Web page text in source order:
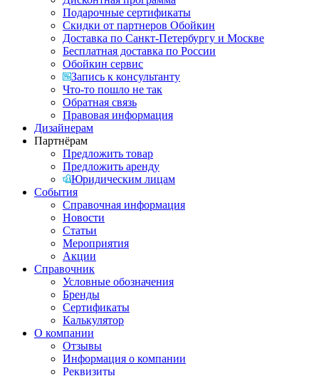
Подарочные сертификаты
Скидки от партнеров Обойкин
Доставка по Санкт-Петербургу и Москве
Бесплатная доставка по России
Обойкин сервис
Запись к консультанту
Что-то пошло не так
Обратная связь
Правовая информация
Дизайнерам
Партнёрам
Предложить товар
Предложить аренду
Юридическим лицам
События
Справочная информация
Новости
Статьи
Мероприятия
Акции
Справочник
Условные обозначения
Бренды
Сертификаты
Калькулятор
О компании
Отзывы
Информация о компании
Реквизиты